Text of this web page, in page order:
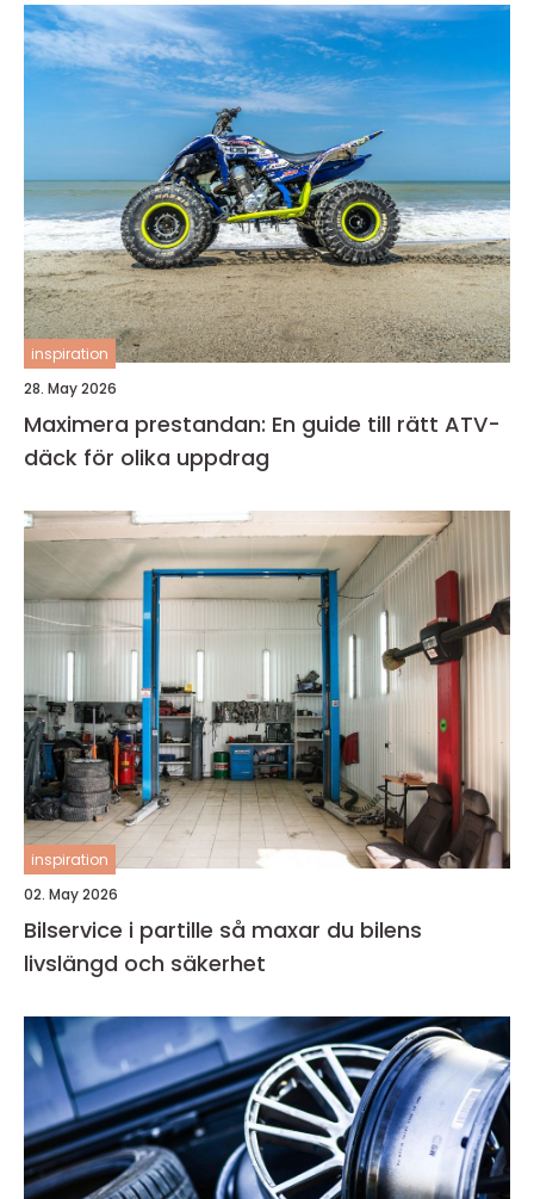
inspiration
28. May 2026
Maximera prestandan: En guide till rätt ATV-
däck för olika uppdrag
inspiration
02. May 2026
Bilservice i partille så maxar du bilens
livslängd och säkerhet